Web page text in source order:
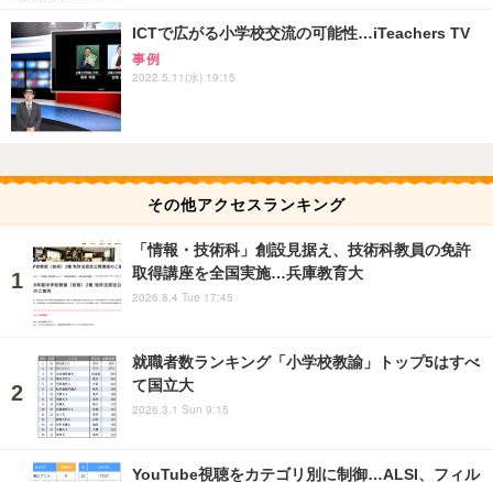
ICTで広がる小学校交流の可能性…iTeachers TV
事例
2022.5.11(水) 19:15
その他アクセスランキング
「情報・技術科」創設見据え、技術科教員の免許
取得講座を全国実施…兵庫教育大
2026.8.4 Tue 17:45
就職者数ランキング「小学校教諭」トップ5はすべ
て国立大
2026.3.1 Sun 9:15
YouTube視聴をカテゴリ別に制御…ALSI、フィル